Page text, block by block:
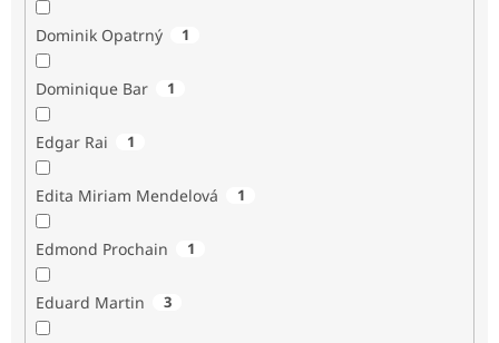
Dominik Opatrný 1
Dominique Bar 1
Edgar Rai 1
Edita Miriam Mendelová 1
Edmond Prochain 1
Eduard Martin 3